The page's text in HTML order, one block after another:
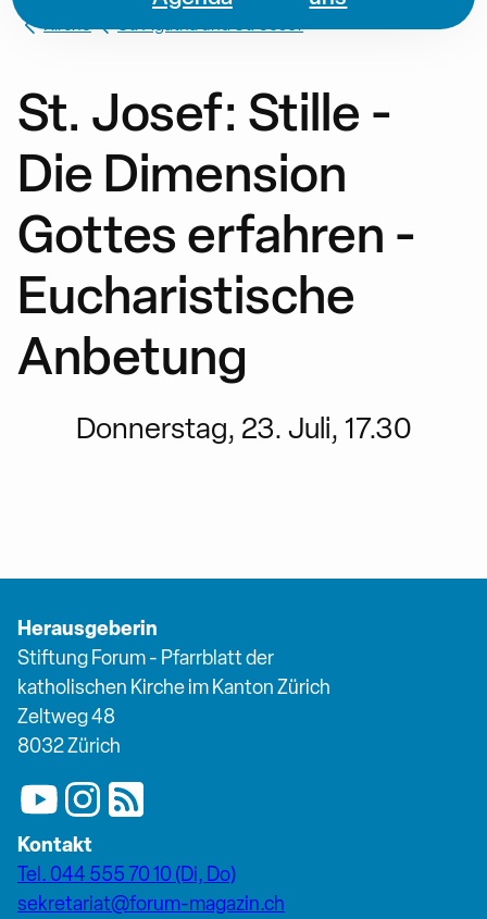
Kirche St. Agatha und St. Josef
St. Josef: Stille -
Die Dimension
Gottes erfahren -
Eucharistische
Anbetung
Donnerstag, 23. Juli, 17.30
Herausgeberin
Stiftung Forum - Pfarrblatt der
katholischen Kirche im Kanton Zürich
Zeltweg 48
8032 Zürich
Kontakt
Tel. 044 555 70 10 (Di, Do)
sekretariat@forum-magazin.ch